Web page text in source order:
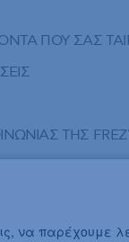
ΠΟΥ ΣΑΣ
ΤΗΣ
να παρέχουμε